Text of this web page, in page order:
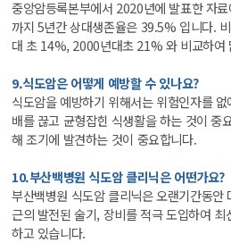
중앙암등록본부에서 2020년에 발표한 자
까지 5년간 상대생존율은 39.5% 입니다.
대 초 14%, 2000년대초 21% 와 비교하여
9.식도암은 어떻게 예방할 수 있나요?
식도암을 예방하기 위해서는 위험인자를
배를 끊고 균형잡힌 식생활을 하는 것이 중
해 조기에 발견하는 것이 중요합니다.
10.부산백병원 식도암 클리닉은 어떤가요?
부산백병원 식도암 클리닉은 오랜기간동안
근의 발전된 술기, 장비를 적극 도입하여
하고 있습니다.